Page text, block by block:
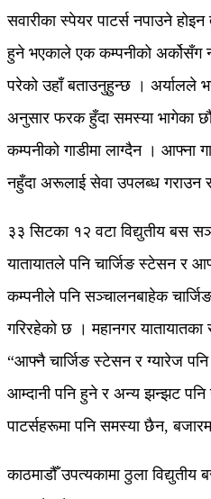
सवारीका स्पेयर पाटर्स नपाउने
हुने भएकाले एक कम्पनीको अर्कोसँग
परेको उहाँ बताउनुहुन्छ । अर्यालले
अनुसार फरक हुँदा समस्या भागेका
कम्पनीको गाडीमा लाग्दैन । आफ्ना
नहुँदा अरूलाई सेवा उपलब्ध गराउन
३३ सिटका १२ वटा विद्युतीय बस
यातायातले पनि चार्जिङ स्टेसन र
कम्पनीले पनि सञ्चालनबाहेक
गरिरहेको छ । महानगर
“आफ्नै चार्जिङ स्टेसन र ग्यारेज पनि
आम्दानी पनि हुने र अन्य झन्झट
पाटर्सहरूमा पनि समस्या छैन,
काठमाडौँ उपत्यकामा ठुला विद्युतीय